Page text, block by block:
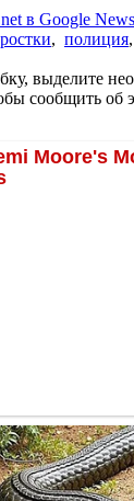
в Google News
, полиция,
выделите
сообщить об